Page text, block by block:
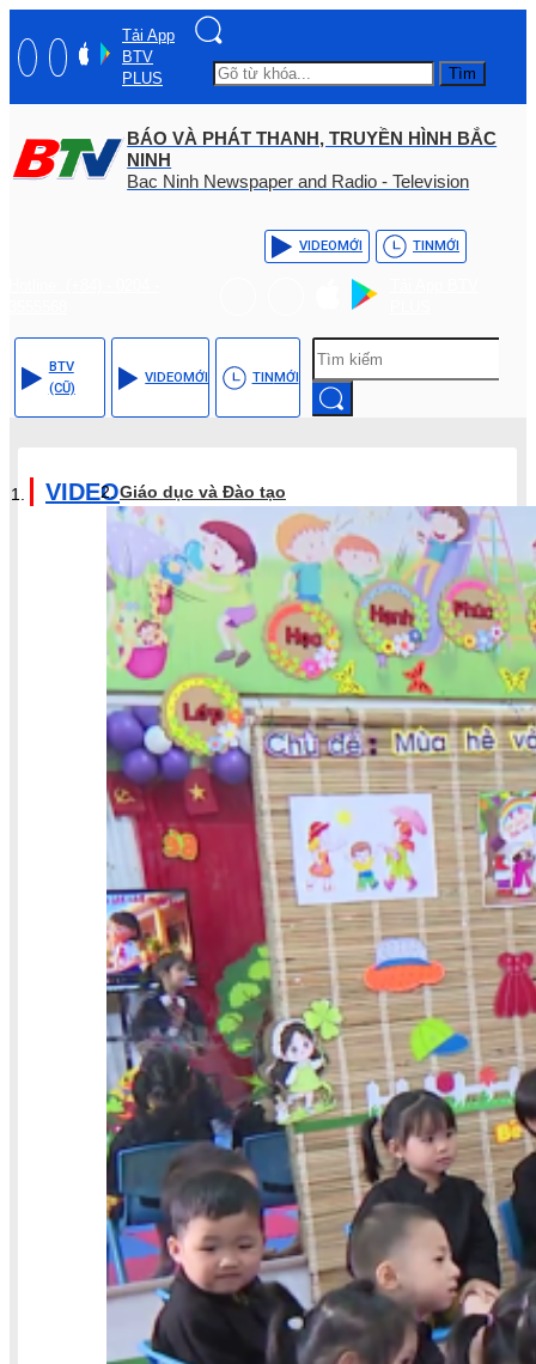
Tải App
BTV
PLUS
Tìm
BÁO VÀ PHÁT THANH, TRUYỀN HÌNH BẮC
NINH
Bac Ninh Newspaper and Radio - Television
VIDEOMỚI TINMỚI
BTV
(CŨ)
VIDEOMỚI TINMỚI
VIDEOGiáo dục và Đào tạo